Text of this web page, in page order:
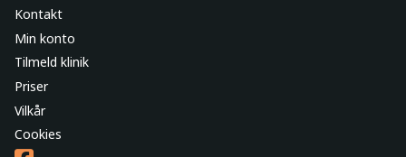
Kontakt
Min konto
Tilmeld klinik
Priser
Vilkår
Cookies